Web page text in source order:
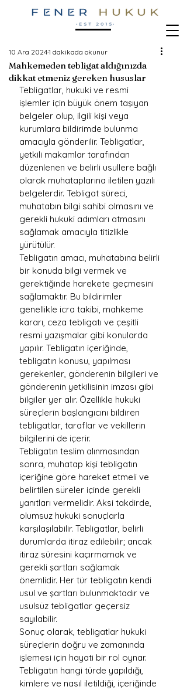
Mahkemeden tebligat aldığınızda
dikkat etmeniz gereken hususlar
10 Ara 20241 dakikada okunur
Tebligatlar, hukuki ve resmi
işlemler için büyük önem taşıyan
belgeler olup, ilgili kişi veya
kurumlara bildirimde bulunma
amacıyla gönderilir. Tebligatlar,
yetkili makamlar tarafından
düzenlenen ve belirli usullere bağlı
olarak muhataplarına iletilen yazılı
belgelerdir. Tebligat süreci,
muhatabın bilgi sahibi olmasını ve
gerekli hukuki adımları atmasını
sağlamak amacıyla titizlikle
yürütülür.
Tebligatın amacı, muhatabına belirli
bir konuda bilgi vermek ve
gerektiğinde harekete geçmesini
sağlamaktır. Bu bildirimler
genellikle icra takibi, mahkeme
kararı, ceza tebligatı ve çeşitli
resmi yazışmalar gibi konularda
yapılır. Tebligatın içeriğinde,
tebligatın konusu, yapılması
gerekenler, gönderenin bilgileri ve
gönderenin yetkilisinin imzası gibi
bilgiler yer alır. Özellikle hukuki
süreçlerin başlangıcını bildiren
tebligatlar, taraflar ve vekillerin
bilgilerini de içerir.
Tebligatın teslim alınmasından
sonra, muhatap kişi tebligatın
içeriğine göre hareket etmeli ve
belirtilen süreler içinde gerekli
yanıtları vermelidir. Aksi takdirde,
olumsuz hukuki sonuçlarla
karşılaşılabilir. Tebligatlar, belirli
durumlarda itiraz edilebilir; ancak
itiraz süresini kaçırmamak ve
gerekli şartları sağlamak
önemlidir. Her tür tebligatın kendi
usul ve şartları bulunmaktadır ve
usulsüz tebligatlar geçersiz
sayılabilir.
Sonuç olarak, tebligatlar hukuki
süreçlerin doğru ve zamanında
işlemesi için hayati bir rol oynar.
Tebligatın hangi türde yapıldığı,
kimlere ve nasıl iletildiği, içeriğinde